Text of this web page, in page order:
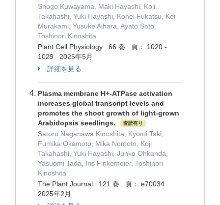
Shogo Kuwayama, Maki Hayashi, Koji
Takahashi, Yuki Hayashi, Kohei Fukatsu, Kei
Murakami, Yusuke Aihara, Ayato Sato,
Toshinori Kinoshita
Plant Cell Physiology 66 巻 頁： 1020 -
1029 2025年5月
詳細を見る
Plasma membrane H+-ATPase activation
increases global transcript levels and
promotes the shoot growth of light-grown
Arabidopsis seedlings.
査読有り
Satoru Naganawa Kinoshita, Kyomi Taki,
Fumika Okamoto, Mika Nomoto, Koji
Takahashi, Yuki Hayashi, Junko Ohkanda,
Yasuomi Tada, Iris Finkemeier, Toshinori
Kinoshita
The Plant Journal 121 巻 頁： e70034
2025年2月